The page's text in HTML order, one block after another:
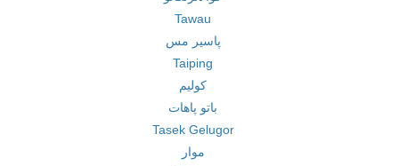
Tawau
پاسیر مس
Taiping
کولیم
باتو پاهات
Tasek Gelugor
موار